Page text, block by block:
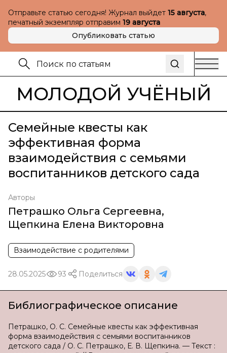
Отправьте статью сегодня! Журнал выйдет 15 августа,
печатный экземпляр отправим 19 августа
Опубликовать статью
МОЛОДОЙ УЧЁНЫЙ
Семейные квесты как
эффективная форма
взаимодействия с семьями
воспитанников детского сада
Авторы
Петрашко Ольга Сергеевна,
Щепкина Елена Викторовна
Взаимодействие с родителями
28.05.2025 93 Поделиться
Библиографическое описание
Петрашко, О. С. Семейные квесты как эффективная
форма взаимодействия с семьями воспитанников
детского сада / О. С. Петрашко, Е. В. Щепкина. — Текст :